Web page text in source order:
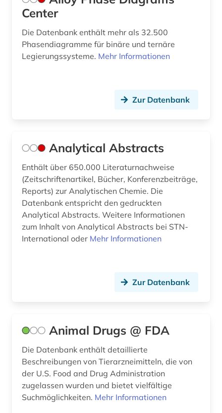
gefahrstoffe (4)
gefährlicher arbeitsstoff (1)
general knowledge (1)
general topics for engineers (1)
genetik (3)
genetische variabilität (1)
genexpression (1)
geochemie (3)
geodäsie (1)
geographie (1)
Center
Die Datenbank enthält mehr als 32.500
Phasendiagramme für binäre und ternäre
Legierungssysteme. Mehr Informationen
Zur Datenbank
Analytical Abstracts
Enthält über 650.000 Literaturnachweise
(Zeitschriftenartikel, Bücher, Konferenzbeiträge,
Reports) zur Analytischen Chemie. Die
Datenbank entspricht den gedruckten
Analytical Abstracts. Weitere Informationen
zum Inhalt von Analytical Abstracts bei STN-
International oder Mehr Informationen
Zur Datenbank
Animal Drugs @ FDA
Die Datenbank enthält detaillierte
Beschreibungen von Tierarzneimitteln, die von
der U.S. Food and Drug Administration
zugelassen wurden und bietet vielfältige
Suchmöglichkeiten. Mehr Informationen